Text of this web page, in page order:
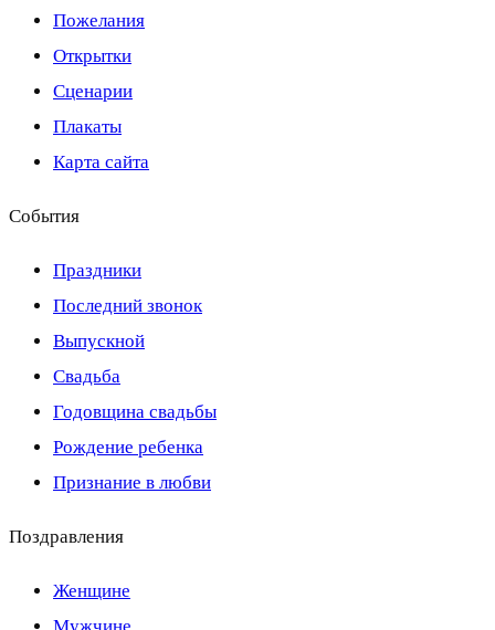
Пожелания
Открытки
Сценарии
Плакаты
Карта сайта
События
Праздники
Последний звонок
Выпускной
Свадьба
Годовщина свадьбы
Рождение ребенка
Признание в любви
Поздравления
Женщине
Мужчине